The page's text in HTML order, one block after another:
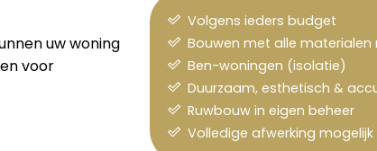
uw woning
voor
Volgens ieders budget
Bouwen met alle materialen
Ben-woningen (isolatie)
Duurzaam, esthetisch &
Ruwbouw in eigen beheer
Volledige afwerking mogelijk